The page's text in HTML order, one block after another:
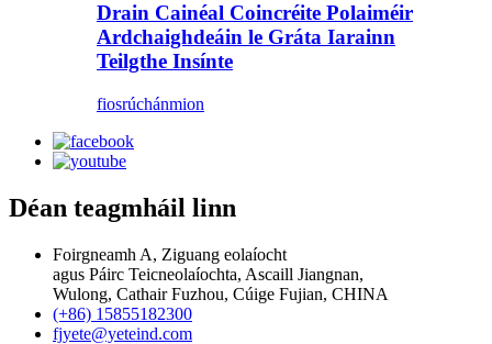
Drain Cainéal Coincréite Polaiméir
Ardchaighdeáin le Gráta Iarainn
Teilgthe Insínte
fiosrúchánmion
Déan teagmháil linn
Foirgneamh A, Ziguang eolaíocht
agus Páirc Teicneolaíochta, Ascaill Jiangnan,
Wulong, Cathair Fuzhou, Cúige Fujian, CHINA
(+86) 15855182300
fjyete@yeteind.com